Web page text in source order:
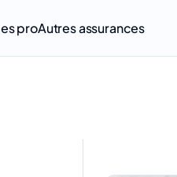
proAutres assurances